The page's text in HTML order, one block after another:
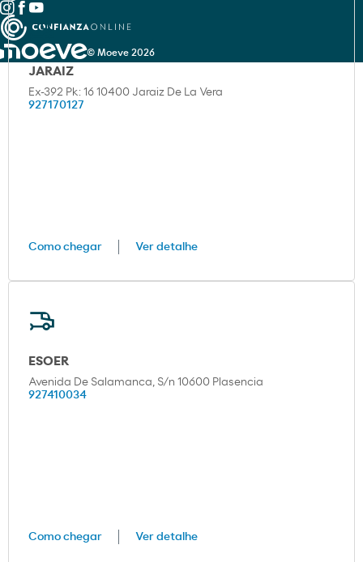
JARAIZ
Ex-392 Pk: 16 10400 Jaraiz De La Vera
927170127
Como chegar Ver detalhe
ESOER
Avenida De Salamanca, S/n 10600 Plasencia
927410034
Como chegar Ver detalhe
© Moeve 2026